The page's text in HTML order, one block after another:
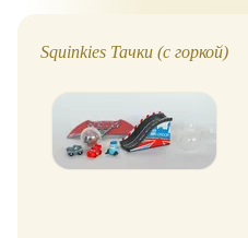
Squinkies Тачки (с горкой)